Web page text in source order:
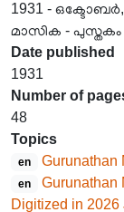
1931 -
മാസിക - പുസ്തകം
Date published
1931
Number of
48
Topics
en Gurunathan
en
Gurunathan
Digitized in 2026